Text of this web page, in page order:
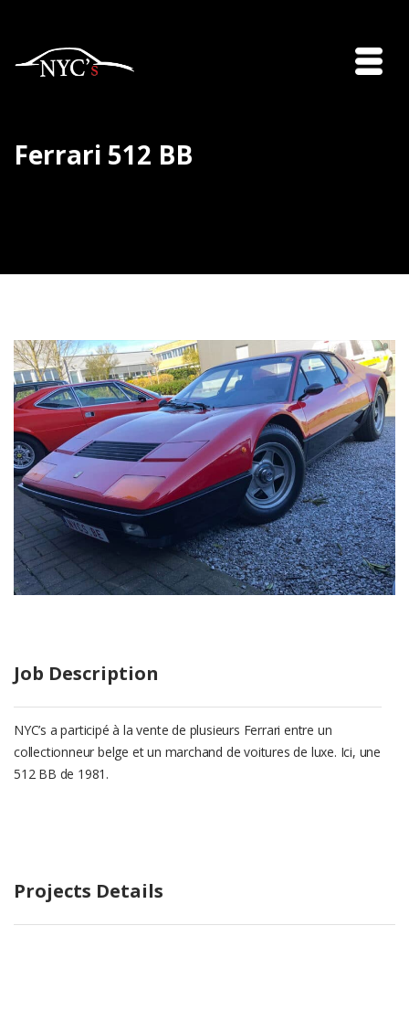
Ferrari 512 BB
Job Description
NYC’s a participé à la vente de plusieurs Ferrari entre un
collectionneur belge et un marchand de voitures de luxe. Ici, une
512 BB de 1981.
Projects Details